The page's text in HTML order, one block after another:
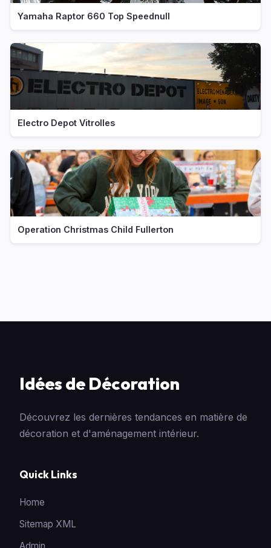
Yamaha Raptor 660 Top Speednull
Electro Depot Vitrolles
Operation Christmas Child Fullerton
Idées de Décoration
Découvrez les dernières tendances en matière de
décoration et d'aménagement intérieur.
Quick Links
Home
Sitemap XML